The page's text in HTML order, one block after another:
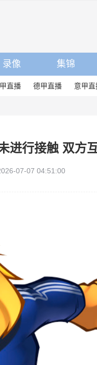
录像 集锦
直播 德甲直播 意甲直
进行接触 双方
07-07 04:51:00